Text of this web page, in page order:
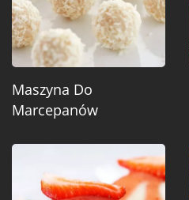
Maszyna Do
Marcepanów